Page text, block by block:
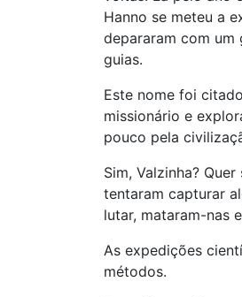
Hanno se meteu a
depararam com um
guias.
Este nome foi
missionário e
pouco pela
Sim, Valzinha?
tentaram capturar
lutar, mataram-nas
As expedições
métodos.